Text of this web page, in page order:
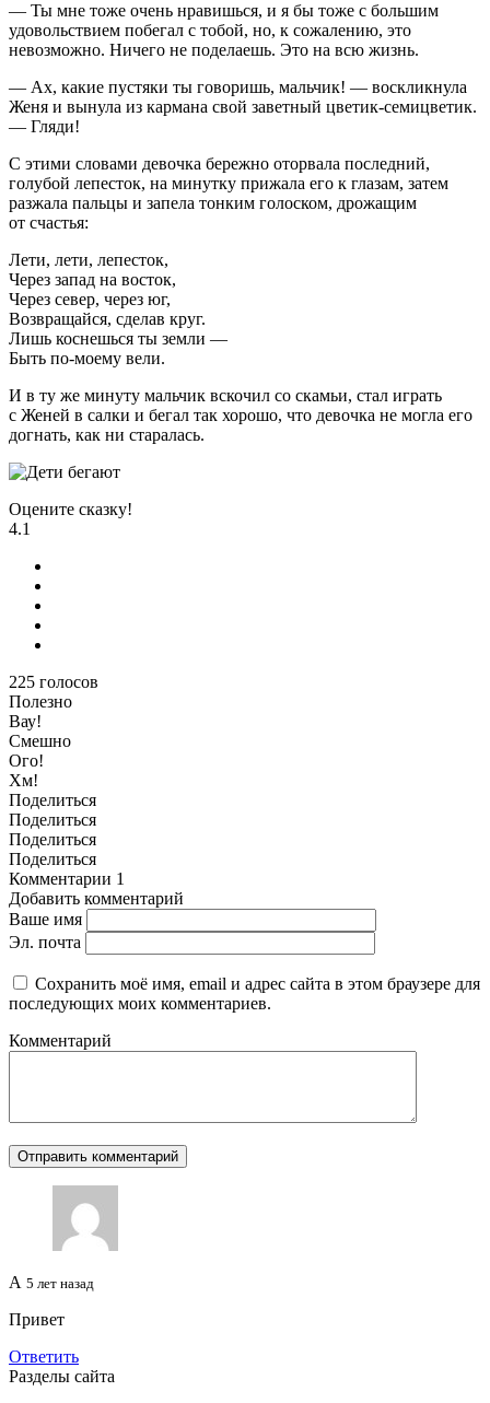
— Ты мне тоже очень нравишься, и я бы тоже с большим
удовольствием побегал с тобой, но, к сожалению, это
невозможно. Ничего не поделаешь. Это на всю жизнь.
— Ах, какие пустяки ты говоришь, мальчик! — воскликнула
Женя и вынула из кармана свой заветный цветик-семицветик.
— Гляди!
С этими словами девочка бережно оторвала последний,
голубой лепесток, на минутку прижала его к глазам, затем
разжала пальцы и запела тонким голоском, дрожащим
от счастья:
Лети, лети, лепесток,
Через запад на восток,
Через север, через юг,
Возвращайся, сделав круг.
Лишь коснешься ты земли —
Быть по-моему вели.
И в ту же минуту мальчик вскочил со скамьи, стал играть
с Женей в салки и бегал так хорошо, что девочка не могла его
догнать, как ни старалась.
Оцените сказку!
4.1
225 голосов
Полезно
Вау!
Смешно
Ого!
Хм!
Поделиться
Поделиться
Поделиться
Поделиться
Комментарии 1
Добавить комментарий
Ваше имя
Эл. почта
Сохранить моё имя, email и адрес сайта в этом браузере для
последующих моих комментариев.
Комментарий
А 5 лет назад
Привет
Ответить
Разделы сайта